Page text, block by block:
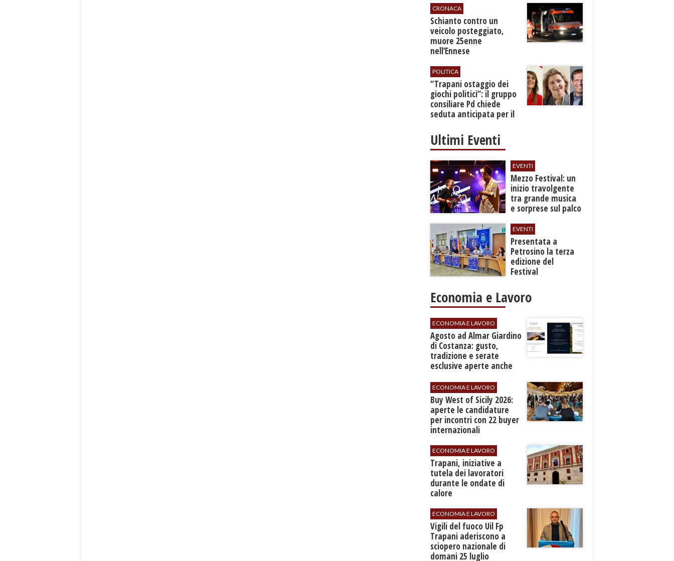
CRONACA
​Schianto contro un
veicolo posteggiato,
muore 25enne
nell’Ennese
POLITICA
​“Trapani ostaggio dei
giochi politici”: il gruppo
consiliare Pd chiede
seduta anticipata per il
Ultimi Eventi
EVENTI
Mezzo Festival: un
inizio travolgente
tra grande musica
e sorprese sul palco
EVENTI
Presentata a
Petrosino la terza
edizione del
Festival
"Voci dal
Economia e Lavoro
ECONOMIA E LAVORO
Agosto ad Almar Giardino
di Costanza: gusto,
tradizione e serate
esclusive aperte anche
ECONOMIA E LAVORO
Buy West of Sicily 2026:
aperte le candidature
per incontri con 22 buyer
internazionali
ECONOMIA E LAVORO
​Trapani, iniziative a
tutela dei lavoratori
durante le ondate di
calore
ECONOMIA E LAVORO
​Vigili del fuoco Uil Fp
Trapani aderiscono a
sciopero nazionale di
domani 25 luglio